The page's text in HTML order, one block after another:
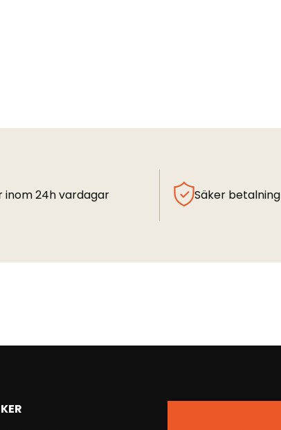
inom 24h vardagar Säker betalning